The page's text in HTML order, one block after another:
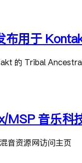
布用于
的 Tribal
MSP 音乐
音资源网访问主页